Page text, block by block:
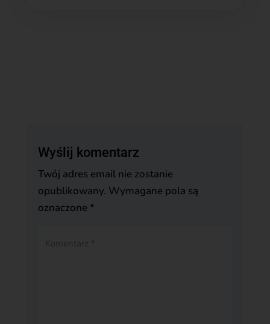
Wyślij komentarz
Twój adres email nie zostanie
opublikowany. Wymagane pola są
oznaczone *